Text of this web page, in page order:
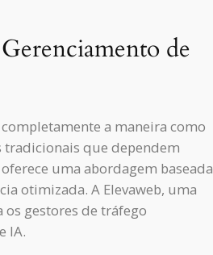
de
a maneira como
tradicionais que dependem
uma abordagem baseada
otimizada. A Elevaweb, uma
gestores de tráfego
IA.